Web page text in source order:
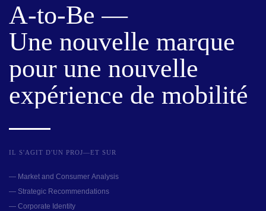
A-to-Be —
Une nouvelle marque
pour une nouvelle
expérience de mobilité
IL S'AGIT D'UN PROJ—ET SUR
— Market and Consumer Analysis
— Strategic Recommendations
— Corporate Identity